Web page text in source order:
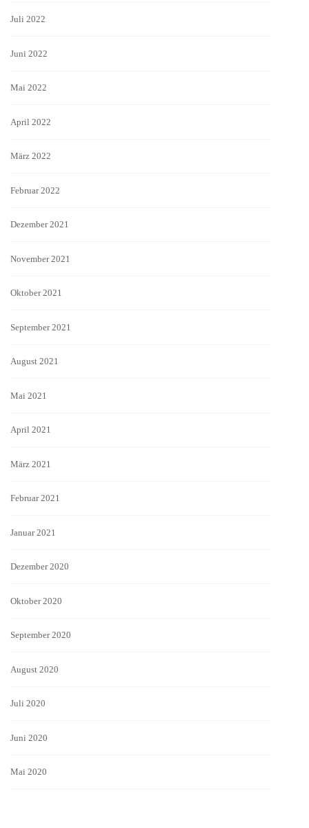
Juli 2022
Juni 2022
Mai 2022
April 2022
März 2022
Februar 2022
Dezember 2021
November 2021
Oktober 2021
September 2021
August 2021
Mai 2021
April 2021
März 2021
Februar 2021
Januar 2021
Dezember 2020
Oktober 2020
September 2020
August 2020
Juli 2020
Juni 2020
Mai 2020